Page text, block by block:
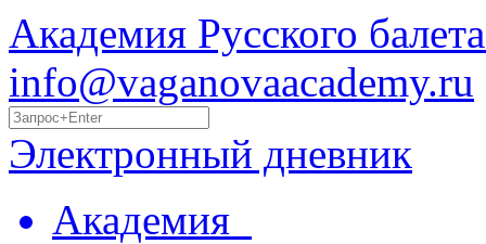
Академия Русского
info@vaganovaacademy.ru
Электронный дневник
Академия